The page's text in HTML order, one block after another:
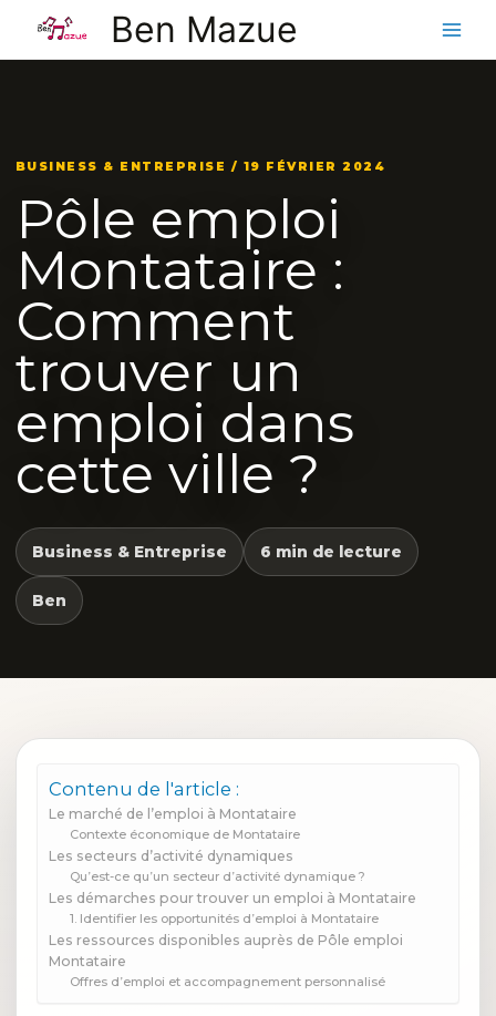
contenu
Ben Mazue
BUSINESS & ENTREPRISE / 19 FÉVRIER 2024
Pôle emploi
Montataire :
Comment
trouver un
emploi dans
cette ville ?
Business & Entreprise 6 min de lecture
Ben
Contenu de l'article :
Le marché de l’emploi à Montataire
Contexte économique de Montataire
Les secteurs d’activité dynamiques
Qu’est-ce qu’un secteur d’activité dynamique ?
Les démarches pour trouver un emploi à Montataire
1. Identifier les opportunités d’emploi à Montataire
Les ressources disponibles auprès de Pôle emploi
Montataire
Offres d’emploi et accompagnement personnalisé